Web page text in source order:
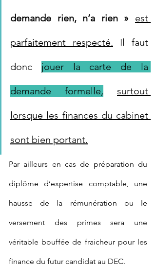
demande rien, n’a rien » est
parfaitement respecté. Il faut
donc jouer la carte de la
demande formelle, surtout
lorsque les finances du cabinet
sont bien portant.
Par ailleurs en cas de préparation du
diplôme d’expertise comptable, une
hausse de la rémunération ou le
versement des primes sera une
véritable bouffée de fraicheur pour les
finance du futur candidat au DEC.